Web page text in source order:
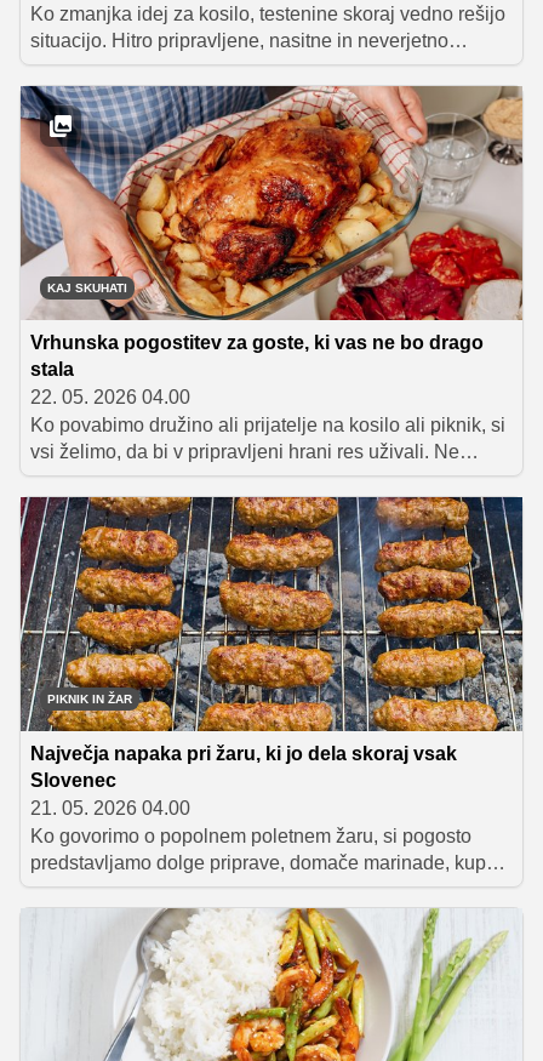
Ko zmanjka idej za kosilo, testenine skoraj vedno rešijo
situacijo. Hitro pripravljene, nasitne in neverjetno
prilagodljive so popolna izbira za dneve, ko si želimo
nekaj okusnega brez dolgega kuhanja. Izbrali smo pet
priljubljenih jedi, ki navdušujejo s preprostimi
sestavinami in veliko okusa.
KAJ SKUHATI
Vrhunska pogostitev za goste, ki vas ne bo drago
stala
22. 05. 2026 04.00
Ko povabimo družino ali prijatelje na kosilo ali piknik, si
vsi želimo, da bi v pripravljeni hrani res uživali. Ne
razmišljamo toliko o embalaži izdelkov ali o tem, katere
znamke stojijo na kuhinjskem pultu. Pomembno je
predvsem, da je miza polna, vzdušje sproščeno in
krožniki na koncu prazni.
PIKNIK IN ŽAR
Največja napaka pri žaru, ki jo dela skoraj vsak
Slovenec
21. 05. 2026 04.00
Ko govorimo o popolnem poletnem žaru, si pogosto
predstavljamo dolge priprave, domače marinade, kup
posode in nekoga, ki ves večer stoji ob rešetki ter skrbi,
da se nič ne zažge. V resnici pa so najboljši poletni
trenutki običajno precej bolj preprosti. Gre za spontana
druženja, hladno pijačo, ljudi, ki jih imamo radi in hrano,
ki je okusna brez nepotrebnega kompliciranja. In prav
zato ni nič narobe, če si pripravo olajšamo.